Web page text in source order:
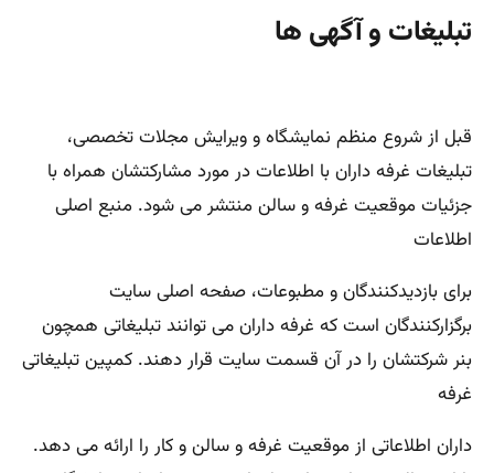
تبلیغات و آگهی ها
قبل از شروع منظم نمایشگاه و ویرایش مجلات تخصصی،
تبلیغات غرفه داران با اطلاعات در مورد مشارکتشان همراه با
جزئیات موقعیت غرفه و سالن منتشر می شود. منبع اصلی
اطلاعات
برای بازدیدکنندگان و مطبوعات، صفحه اصلی سایت
برگزارکنندگان است که غرفه داران می توانند تبلیغاتی همچون
بنر شرکتشان را در آن قسمت سایت قرار دهند. کمپین تبلیغاتی
غرفه
داران اطلاعاتی از موقعیت غرفه و سالن و کار را ارائه می دهد.